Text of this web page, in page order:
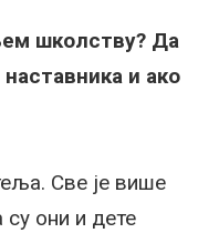
школству? Да
и ако
Све је више
су они и дете